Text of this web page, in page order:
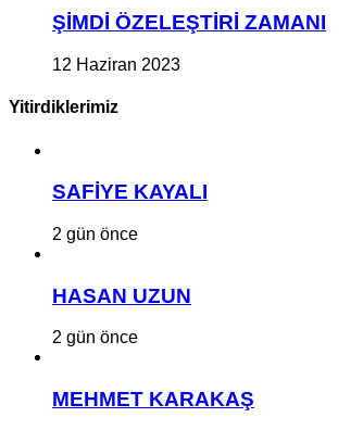
ŞİMDİ ÖZELEŞTİRİ ZAMANI
12 Haziran 2023
Yitirdiklerimiz
SAFİYE KAYALI
2 gün önce
HASAN UZUN
2 gün önce
MEHMET KARAKAŞ